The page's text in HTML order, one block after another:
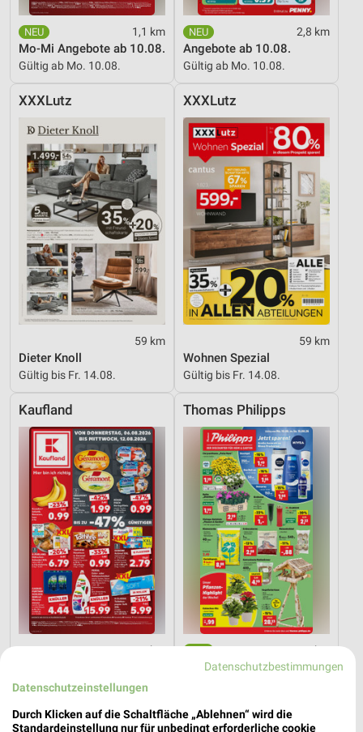
1,1 km
Mo-Mi Angebote ab 10.08.
Gültig ab Mo. 10.08.
2,8 km
Angebote ab 10.08.
Gültig ab Mo. 10.08.
XXXLutz
59 km
Dieter Knoll
Gültig bis Fr. 14.08.
XXXLutz
59 km
Wohnen Spezial
Gültig bis Fr. 14.08.
Kaufland
1,1 km
Gültig bis Mi. 12.08.
Thomas Philipps
4,7 km
Angebote ab 10.08.
XXXLutz XXXLutz
Datenschutzbestimmungen
Datenschutzeinstellungen
Durch Klicken auf die Schaltfläche „Ablehnen“ wird die
Standardeinstellung nur für unbedingt erforderliche cookie